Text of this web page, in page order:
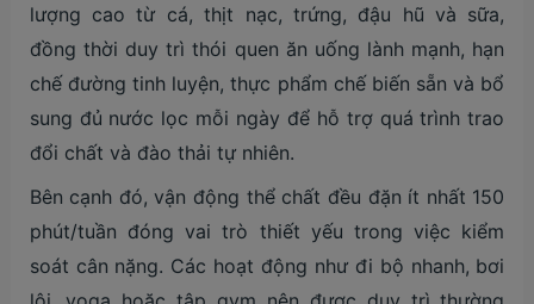
lượng cao từ cá, thịt nạc, trứng, đậu hũ và sữa,
đồng thời duy trì thói quen ăn uống lành mạnh, hạn
chế đường tinh luyện, thực phẩm chế biến sẵn và bổ
sung đủ nước lọc mỗi ngày để hỗ trợ quá trình trao
đổi chất và đào thải tự nhiên.
Bên cạnh đó, vận động thể chất đều đặn ít nhất 150
phút/tuần đóng vai trò thiết yếu trong việc kiểm
soát cân nặng. Các hoạt động như đi bộ nhanh, bơi